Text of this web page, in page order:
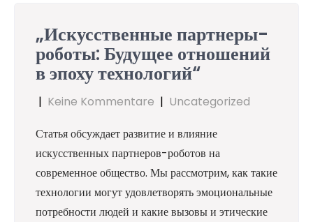
„Искусственные партнеры-
роботы: Будущее отношений
в эпоху технологий“
| Keine Kommentare | Uncategorized
Статья обсуждает развитие и влияние
искусственных партнеров-роботов на
современное общество. Мы рассмотрим, как такие
технологии могут удовлетворять эмоциональные
потребности людей и какие вызовы и этические